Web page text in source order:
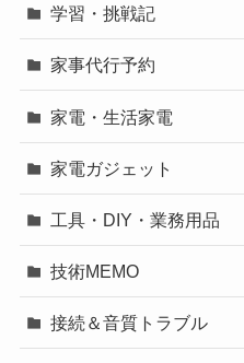
学習・挑戦記
家事代行予約
家電・生活家電
家電ガジェット
工具・DIY・業務用品
技術MEMO
接続＆音質トラブル